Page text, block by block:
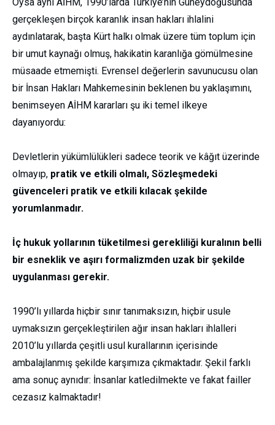
gerçekleşen birçok karanlık insan hakları ihlalini
aydınlatarak, başta Kürt halkı olmak üzere tüm toplum için
bir umut kaynağı olmuş, hakikatin karanlığa gömülmesine
müsaade etmemişti. Evrensel değerlerin savunucusu olan
bir İnsan Hakları Mahkemesinin beklenen bu yaklaşımını,
benimseyen AİHM kararları şu iki temel ilkeye
dayanıyordu:
Devletlerin yükümlülükleri sadece teorik ve kâğıt üzerinde
olmayıp, pratik ve etkili olmalı, Sözleşmedeki
güvenceleri pratik ve etkili kılacak şekilde
yorumlanmadır.
İç hukuk yollarının tüketilmesi gerekliliği kuralının belli
bir esneklik ve aşırı formalizmden uzak bir şekilde
uygulanması gerekir.
1990’lı yıllarda hiçbir sınır tanımaksızın, hiçbir usule
uymaksızın gerçekleştirilen ağır insan hakları ihlalleri
2010’lu yıllarda çeşitli usul kurallarının içerisinde
ambalajlanmış şekilde karşımıza çıkmaktadır. Şekil farklı
ama sonuç aynıdır: İnsanlar katledilmekte ve fakat failler
cezasız kalmaktadır!